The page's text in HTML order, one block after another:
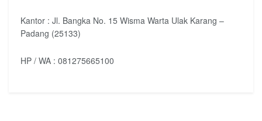
Kantor : Jl. Bangka No. 15 Wisma Warta Ulak Karang –
Padang (25133)
HP / WA : 081275665100